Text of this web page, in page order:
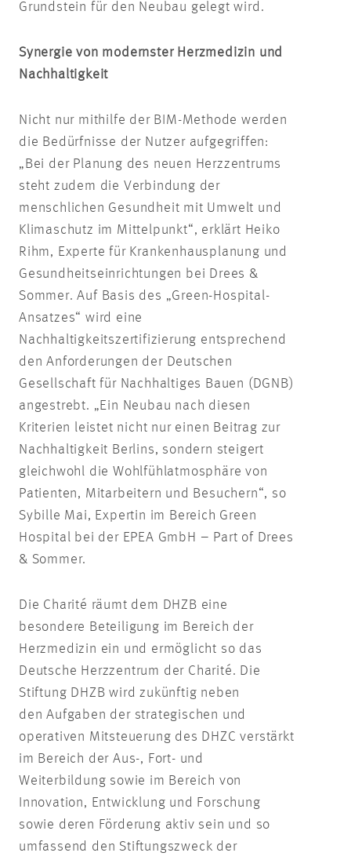
Grundstein für den Neubau gelegt wird.
Synergie von modernster Herzmedizin und
Nachhaltigkeit
Nicht nur mithilfe der BIM-Methode werden
die Bedürfnisse der Nutzer aufgegriffen:
„Bei der Planung des neuen Herzzentrums
steht zudem die Verbindung der
menschlichen Gesundheit mit Umwelt und
Klimaschutz im Mittelpunkt“, erklärt Heiko
Rihm, Experte für Krankenhausplanung und
Gesundheitseinrichtungen bei Drees &
Sommer. Auf Basis des „Green-Hospital-
Ansatzes“ wird eine
Nachhaltigkeitszertifizierung entsprechend
den Anforderungen der Deutschen
Gesellschaft für Nachhaltiges Bauen (DGNB)
angestrebt. „Ein Neubau nach diesen
Kriterien leistet nicht nur einen Beitrag zur
Nachhaltigkeit Berlins, sondern steigert
gleichwohl die Wohlfühlatmosphäre von
Patienten, Mitarbeitern und Besuchern“, so
Sybille Mai, Expertin im Bereich Green
Hospital bei der EPEA GmbH – Part of Drees
& Sommer.
Die Charité räumt dem DHZB eine
besondere Beteiligung im Bereich der
Herzmedizin ein und ermöglicht so das
Deutsche Herzzentrum der Charité. Die
Stiftung DHZB wird zukünftig neben
den Aufgaben der strategischen und
operativen Mitsteuerung des DHZC verstärkt
im Bereich der Aus-, Fort- und
Weiterbildung sowie im Bereich von
Innovation, Entwicklung und Forschung
sowie deren Förderung aktiv sein und so
umfassend den Stiftungszweck der